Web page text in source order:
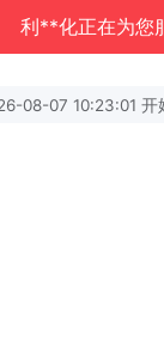
利**化正在为您
08-07 10:23:01 开